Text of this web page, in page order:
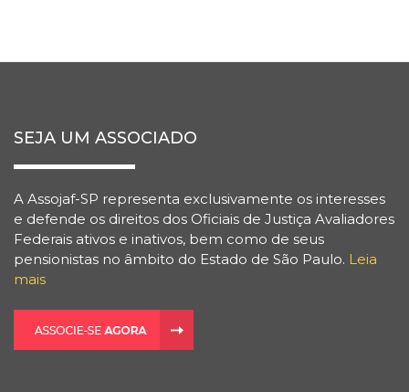
SEJA UM ASSOCIADO
A Assojaf-SP representa exclusivamente os interesses
e defende os direitos dos Oficiais de Justiça Avaliadores
Federais ativos e inativos, bem como de seus
pensionistas no âmbito do Estado de São Paulo. Leia
mais